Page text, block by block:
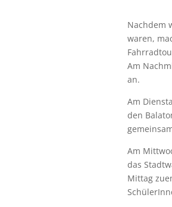
Nachdem
waren,
Am
an.
Am
den
Am
das
Mittag